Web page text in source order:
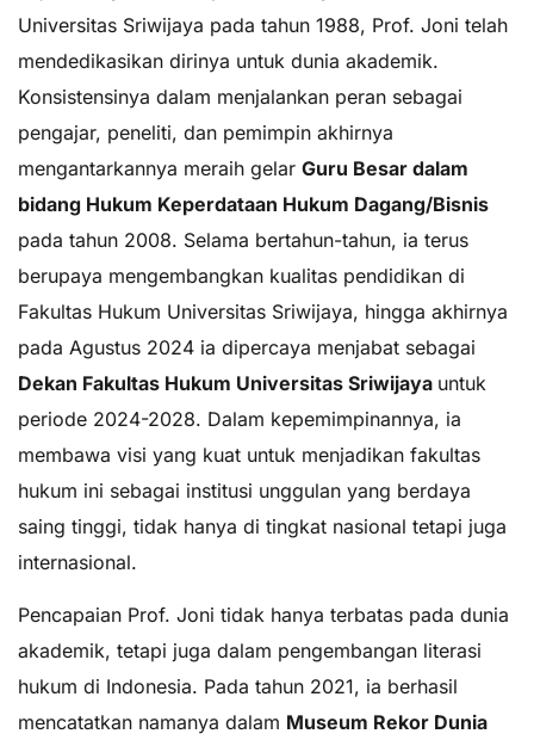
Universitas Sriwijaya pada tahun 1988, Prof. Joni telah
mendedikasikan dirinya untuk dunia akademik.
Konsistensinya dalam menjalankan peran sebagai
pengajar, peneliti, dan pemimpin akhirnya
mengantarkannya meraih gelar Guru Besar dalam
bidang Hukum Keperdataan Hukum Dagang/Bisnis
pada tahun 2008. Selama bertahun-tahun, ia terus
berupaya mengembangkan kualitas pendidikan di
Fakultas Hukum Universitas Sriwijaya, hingga akhirnya
pada Agustus 2024 ia dipercaya menjabat sebagai
Dekan Fakultas Hukum Universitas Sriwijaya untuk
periode 2024-2028. Dalam kepemimpinannya, ia
membawa visi yang kuat untuk menjadikan fakultas
hukum ini sebagai institusi unggulan yang berdaya
saing tinggi, tidak hanya di tingkat nasional tetapi juga
internasional.
Pencapaian Prof. Joni tidak hanya terbatas pada dunia
akademik, tetapi juga dalam pengembangan literasi
hukum di Indonesia. Pada tahun 2021, ia berhasil
mencatatkan namanya dalam Museum Rekor Dunia